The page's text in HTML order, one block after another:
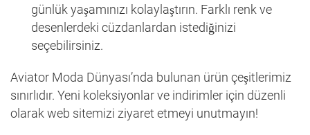
günlük yaşamınızı kolaylaştırın. Farklı renk ve
desenlerdeki cüzdanlardan istediğinizi
seçebilirsiniz.
Aviator Moda Dünyası’nda bulunan ürün çeşitlerimiz
sınırlıdır. Yeni koleksiyonlar ve indirimler için düzenli
olarak web sitemizi ziyaret etmeyi unutmayın!